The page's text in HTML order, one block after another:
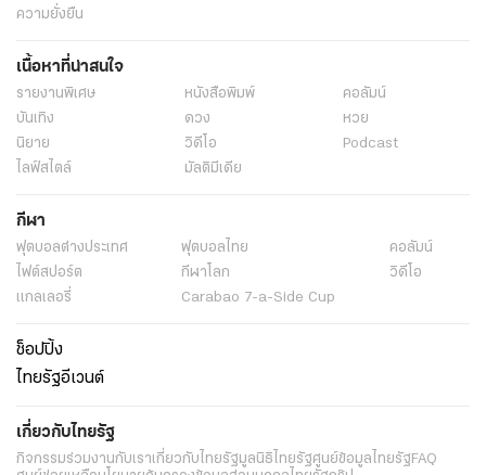
ความยั่งยืน
เนื้อหาที่น่าสนใจ
รายงานพิเศษ หนังสือพิมพ์
คอลัมน์
บันเทิง
ดวง
หวย
นิยาย
วิดีโอ
Podcast
ไลฟ์สไตล์
มัลติมีเดีย
กีฬา
ฟุตบอลต่่างประเทศ ฟุตบอลไทย
คอลัมน์
ไฟต์สปอร์ต
กีฬาโลก
วิดีโอ
แกลเลอรี่
Carabao 7-a-Side Cup
ช็อปปิ้ง
ไทยรัฐอีเวนต์
เกี่ยวกับไทยรัฐ
กิจกรรมร่วมงานกับเราเกี่ยวกับไทยรัฐมูลนิธิไทยรัฐศูนย์ข้อมูลไทยรัฐFAQ